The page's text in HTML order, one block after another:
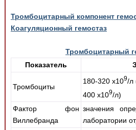
Тромбоцитарный компонент
Коагуляционный гемостаз
Тромбоцитарный
Показатель
Тромбоциты
180-320 х109/л
400 х109/л)
Фактор фон
Виллебранда
значения
лаборатории